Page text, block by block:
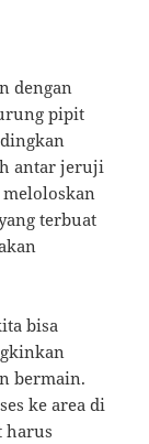
dengan
pipit
antar jeruji
terbuat
bisa
bermain.
ke area di
harus